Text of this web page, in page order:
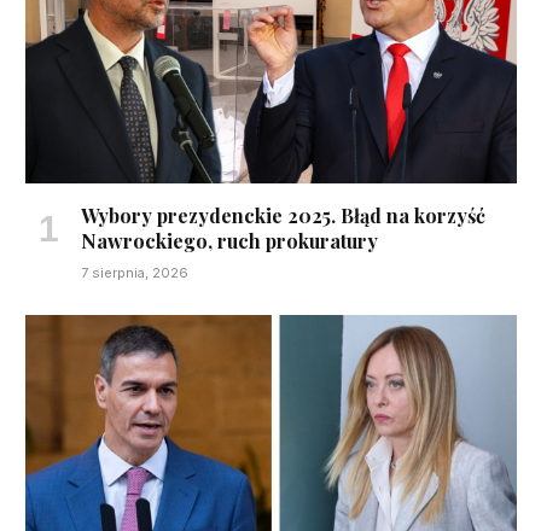
Wybory prezydenckie 2025. Błąd na korzyść
Nawrockiego, ruch prokuratury
7 sierpnia, 2026